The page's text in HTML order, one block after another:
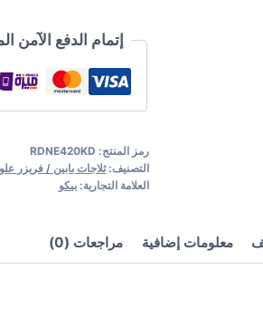
-
RDNE420KD
|
للكهرباء
إتمام الدفع الآمن
رمز المنتج: RDNE420KD
التصنيف:ثلاجات بابين / فريزر
العلامة التجارية: بيكو
معلومات إضافية مراجعات (0)